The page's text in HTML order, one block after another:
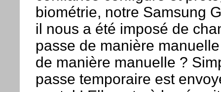
biométrie, notre Samsung
il nous a été imposé de
passe de manière
de manière manuelle ?
passe temporaire est